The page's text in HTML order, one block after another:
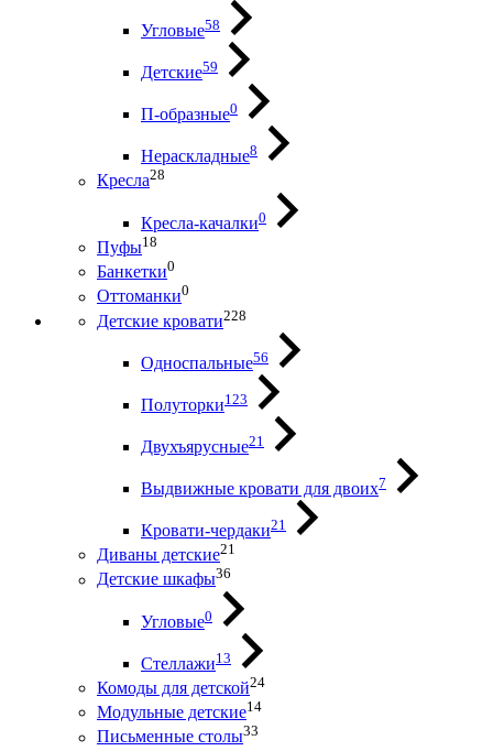
Угловые58
Детские59
П-образные0
Нераскладные8
Кресла28
Кресла-качалки0
Пуфы18
Банкетки0
Оттоманки0
Детские кровати228
Односпальные56
Полуторки123
Двухъярусные21
Выдвижные кровати для двоих7
Кровати-чердаки21
Диваны детские21
Детские шкафы36
Угловые0
Стеллажи13
Комоды для детской24
Модульные детские14
Письменные столы33